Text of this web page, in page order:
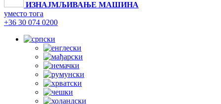
ИЗНАЈМЉИВАЊЕ МАШИНА
уместо тога
+36 30 074 0200